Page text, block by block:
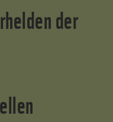
der